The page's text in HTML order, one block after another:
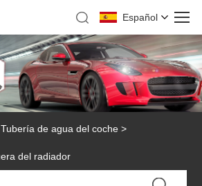
Español
Tubería de agua del coche >
del radiador